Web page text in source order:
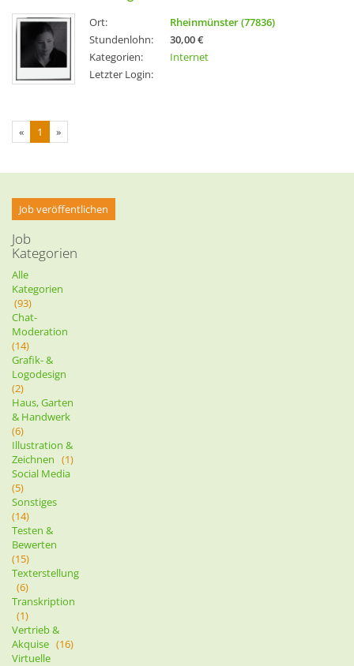
Ort:
Rheinmünster (77836)
Stundenlohn:
30,00 €
Kategorien:
Internet
Letzter Login:
« 1 »
Job veröffentlichen
Job
Kategorien
Alle
Kategorien
(93)
Chat-
Moderation
(14)
Grafik- &
Logodesign
(2)
Haus, Garten
& Handwerk
(6)
Illustration &
Zeichnen (1)
Social Media
(5)
Sonstiges
(14)
Testen &
Bewerten
(15)
Texterstellung
(6)
Transkription
(1)
Vertrieb &
Akquise (16)
Virtuelle